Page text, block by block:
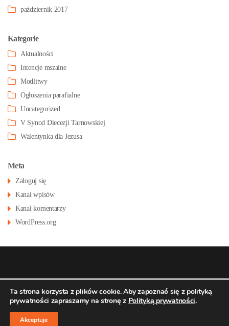
październik 2017
Kategorie
Aktualności
Intencje mszalne
Modlitwy
Ogłoszenia parafialne
Uncategorized
V Synod Diecezji Tarnowskiej
Walentynka dla Jezusa
Meta
Zaloguj się
Kanał wpisów
Kanał komentarzy
WordPress.org
© 2026Konatsu.pldlaParafia św Stanisława
BM w Pustkowie Osiedlu
Polityka
prywatności
Ta strona korzysta z plików cookie. Aby zapoznać się z polityką
prywatności zapraszamy na stronę z Polityką prywatności.
Akceptuje